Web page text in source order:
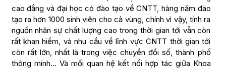
cao đẳng và đại học có đào tạo về CNTT, hàng năm đào
tạo ra hơn 1000 sinh viên cho cả vùng, chính vì vậy, tính ra
nguồn nhân sự chất lượng cao trong thời gian tới vẫn còn
rất khan hiếm, và nhu cầu về lĩnh vực CNTT thời gian tới
còn rất lớn, nhất là trong việc chuyển đổi số, thành phố
thông minh… Và mối quan hệ kết nối hợp tác giữa Khoa